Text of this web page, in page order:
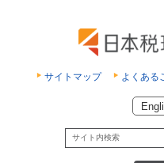
サイトマップ よくある